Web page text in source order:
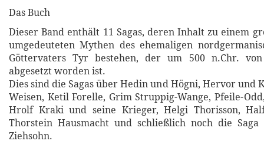
Das Buch
Dieser Band enthält 11 Sagas, deren Inhalt zu einem
umgedeuteten Mythen des ehemaligen
Göttervaters Tyr bestehen, der um 500 n.Chr.
abgesetzt worden ist.
Dies sind die Sagas über Hedin und Högni, Hervor und
Weisen, Ketil Forelle, Grim Struppig-Wange, Pfeile-
Hrolf Kraki und seine Krieger, Helgi Thorisson,
Thorstein Hausmacht und schließlich noch die
Ziehsohn.